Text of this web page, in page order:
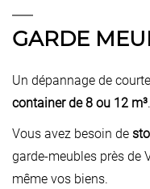
GARDE
Un dépannage de
container de 8 ou 12 m³.
Vous avez besoin de
garde-meubles près de
même vos biens.